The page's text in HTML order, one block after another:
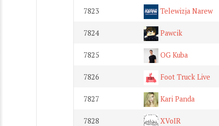
7823 Telewizja Narew
7824 Pawcik
7825 OG Kuba
7826 Foot Truck Live
7827 Kari Panda
7828 XVoIR